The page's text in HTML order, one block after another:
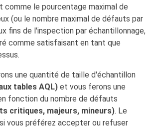
comme le pourcentage maximal de
(ou le nombre maximal de défauts par
fins de l'inspection par échantillonnage,
comme satisfaisant en tant que
une quantité de taille d'échantillon
tables AQL) et vous ferons une
fonction du nombre de défauts
critiques, majeurs, mineurs). Le
vous préférez accepter ou refuser